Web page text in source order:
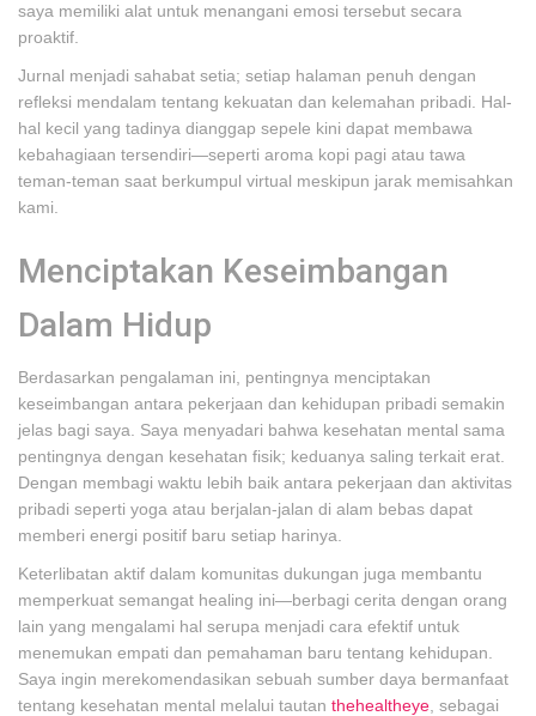
saya memiliki alat untuk menangani emosi tersebut secara
proaktif.
Jurnal menjadi sahabat setia; setiap halaman penuh dengan
refleksi mendalam tentang kekuatan dan kelemahan pribadi. Hal-
hal kecil yang tadinya dianggap sepele kini dapat membawa
kebahagiaan tersendiri—seperti aroma kopi pagi atau tawa
teman-teman saat berkumpul virtual meskipun jarak memisahkan
kami.
Menciptakan Keseimbangan
Dalam Hidup
Berdasarkan pengalaman ini, pentingnya menciptakan
keseimbangan antara pekerjaan dan kehidupan pribadi semakin
jelas bagi saya. Saya menyadari bahwa kesehatan mental sama
pentingnya dengan kesehatan fisik; keduanya saling terkait erat.
Dengan membagi waktu lebih baik antara pekerjaan dan aktivitas
pribadi seperti yoga atau berjalan-jalan di alam bebas dapat
memberi energi positif baru setiap harinya.
Keterlibatan aktif dalam komunitas dukungan juga membantu
memperkuat semangat healing ini—berbagi cerita dengan orang
lain yang mengalami hal serupa menjadi cara efektif untuk
menemukan empati dan pemahaman baru tentang kehidupan.
Saya ingin merekomendasikan sebuah sumber daya bermanfaat
tentang kesehatan mental melalui tautan thehealtheye , sebagai